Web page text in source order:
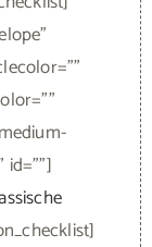
id=""]